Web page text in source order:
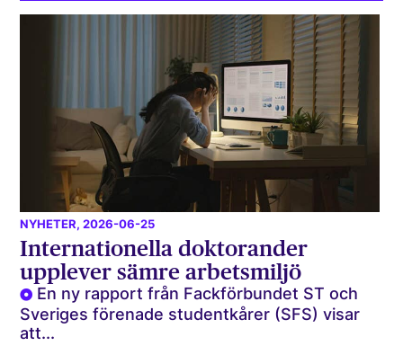
NYHETER, 2026-06-25
Internationella doktorander
upplever sämre arbetsmiljö
En ny rapport från Fackförbundet ST och
Sveriges förenade studentkårer (SFS) visar
att...